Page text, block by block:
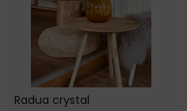
Radua crystal